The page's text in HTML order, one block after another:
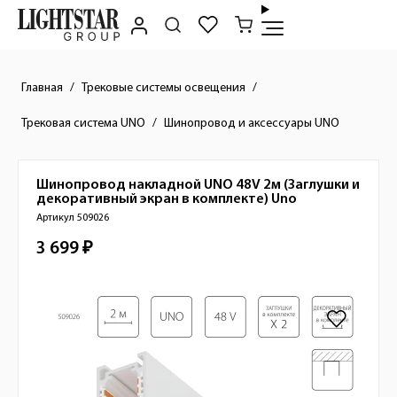
Главная Трековые системы освещения
Трековая система UNO Шинопровод и аксессуары UNO
Краткое описание товара
Изображения товара
Шинопровод накладной UNO 48V 2м (Заглушки и
декоративный экран в комплекте) Uno
Артикул 509026
Стоимость товара
3 699 ₽